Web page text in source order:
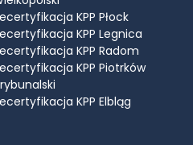
KPP Płock
KPP Legnica
KPP Radom
KPP Piotrków
KPP Elbląg